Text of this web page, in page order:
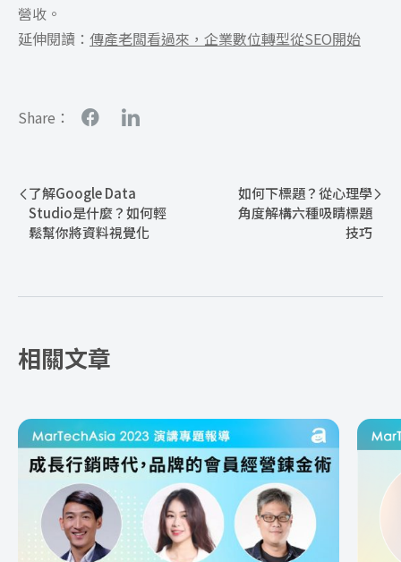
營收。
延伸閱讀： 傳產老闆看過來，企業數位轉型從SEO開始
Share：
了解Google Data
Studio是什麼？如何輕
鬆幫你將資料視覺化
如何下標題？從心理學
角度解構六種吸睛標題
技巧
相關文章